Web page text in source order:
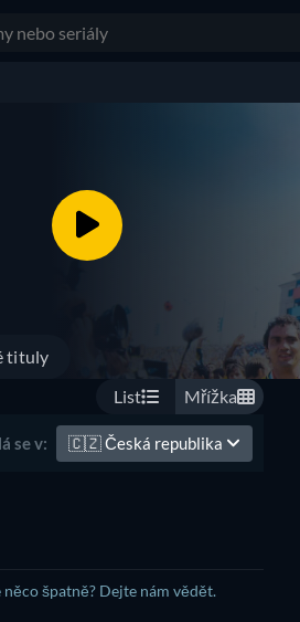
tituly
List Mřížka
se v: 🇨🇿Česká republika
něco špatně? Dejte nám vědět.